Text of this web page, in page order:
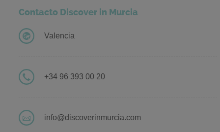
Contacto Discover in Murcia
Valencia
+34 96 393 00 20
info@discoverinmurcia.com